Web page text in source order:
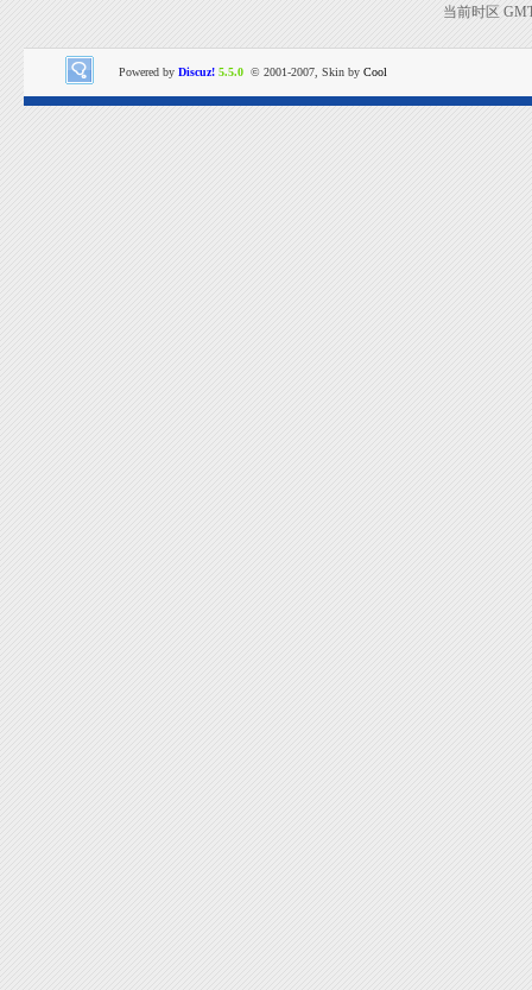
当前时区
Powered by Discuz! 5.5.0 © 2001-2007, Skin by Cool